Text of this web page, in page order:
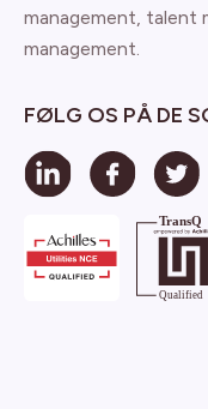
management, talent
management.
FØLG OS PÅ DE